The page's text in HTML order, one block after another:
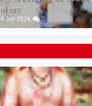
राहत
Jun 2024 0